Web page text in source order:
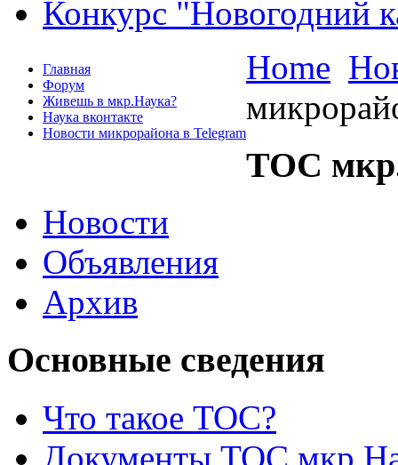
Конкурс "Новогодний
Главная
Форум
Живешь в мкр.Наука?
Наука вконтакте
Новости микрорайона в Telegram
Home
ТОС
Новости
Объявления
Архив
Основные сведения
Что такое ТОС?
Документы ТОС